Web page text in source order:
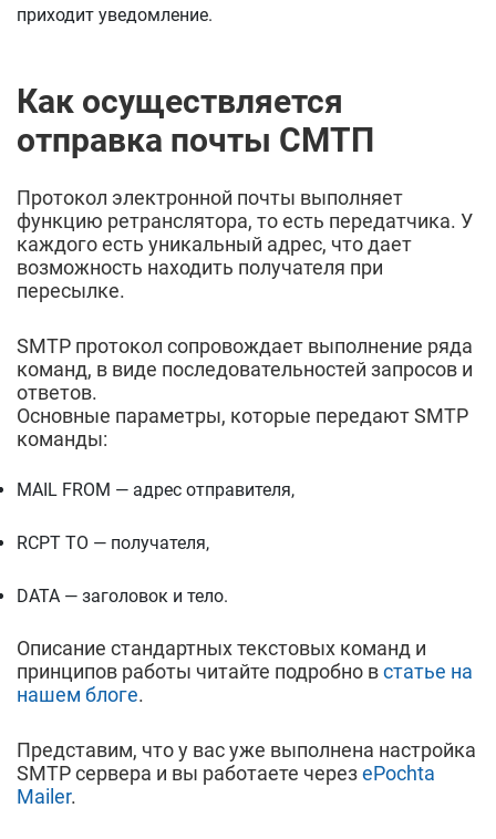
приходит уведомление.
Как осуществляется
отправка почты СМТП
Протокол электронной почты выполняет
функцию ретранслятора, то есть передатчика. У
каждого есть уникальный адрес, что дает
возможность находить получателя при
пересылке.
SMTP протокол сопровождает выполнение ряда
команд, в виде последовательностей запросов и
ответов.
Основные параметры, которые передают SMTP
команды:
MAIL FROM — адрес отправителя,
RCPT TO — получателя,
DATA — заголовок и тело.
Описание стандартных текстовых команд и
принципов работы читайте подробно встатье на
нашем блоге.
Представим, что у вас уже выполнена настройка
SMTP сервера и вы работаете черезePochta
Mailer.